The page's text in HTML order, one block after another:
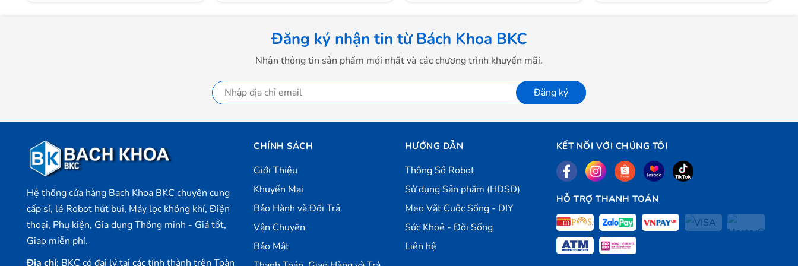
Đăng ký nhận tin từ Bách Khoa BKC
Nhận thông tin sản phẩm mới nhất và các chương trình khuyến mãi.
Đăng ký
Hệ thống cửa hàng Bach Khoa BKC chuyên cung
cấp sỉ, lẻ Robot hút bụi, Máy lọc không khí, Điện
thoại, Phụ kiện, Gia dụng Thông minh - Giá tốt,
Giao miễn phí.
Địa chỉ: BKC có đại lý tại các tỉnh thành trên Toàn
CHÍNH SÁCH
Giới Thiệu
Khuyến Mại
Bảo Hành và Đổi Trả
Vận Chuyển
Bảo Mật
HƯỚNG DẪN
Thông Số Robot
Sử dụng Sản phẩm (HDSD)
Mẹo Vặt Cuộc Sống - DIY
Sức Khoẻ - Đời Sống
Liên hệ
KẾT NỐI VỚI CHÚNG TÔI
HỖ TRỢ THANH TOÁN